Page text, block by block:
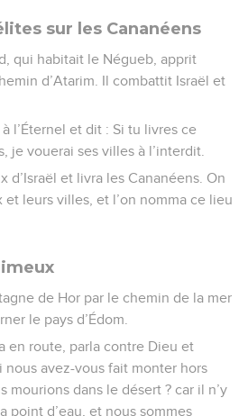
sur les Cananéens
qui habitait le Négueb, apprit
d’Atarim. Il combattit Israël et
l’Éternel et dit : Si tu livres ce
je vouerai ses villes à l’interdit.
d’Israël et livra les Cananéens. On
et leurs villes, et l’on nomma ce lieu
de Hor par le chemin de la mer
le pays d’Édom.
en route, parla contre Dieu et
nous avez-vous fait monter hors
mourions dans le désert ? car il n’y
point d’eau, et nous sommes